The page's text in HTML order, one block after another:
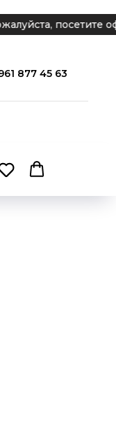
посетите
877 45 63